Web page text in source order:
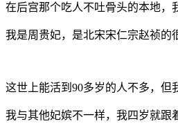
在后宫那个吃人不吐骨头的本地，
我是周贵妃，是北宋宋仁宗赵祯的
这世上能活到90多岁的人不多，但
我与其他妃嫔不一样，我四岁就跟